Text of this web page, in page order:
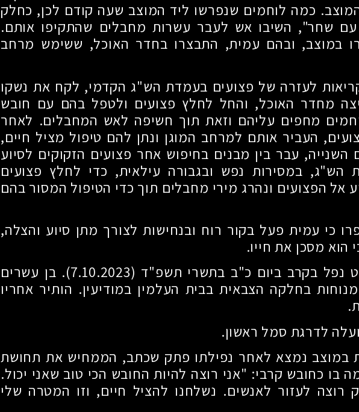
המוצב. כמה לוחמים שנפרשו ליד המוצב שעה קודם לכן, כחלק
עם שחר", השיבו אש לעבר עשרות מחבלים שהתקיפו אותם.
במוצב, ובהם עמית, התבצרו בחדר האוכל, ששימש מרחב
לעזרה של פצועים בעמדת הש"ג הקדמי, לקח את נשקו
מחדר האוכל, והחל לחלץ פצועים ולטפל בהם עם חובש
מחפים עליהם וזאת תוך חשיפה לאש המחבלים. לאחר
העביר אותם למרחב המוגן ונתן להם טיפול מציל חיים,
עבר בין מבנים בחיפוש אחר פצועים הזקוקים לסיוע
הש"ג, במסירות נפש ובגבורה עילאית, כדי לחלץ פצועים
אל הפצועים ונהרג מירי מחבלים תוך כדי הטיפול המסור בהם
כי עמית פעל בקור רוח ובנחישות לצורך מתן סיוע והצלה,
הוא מסכן את חייו.
סמל עמית מוסט נפל בקרב ביום כ"ב בתשרי תשפ"ד (7.10.2023). בן עשרים
בחלקה הצבאית בבית העלמין במודיעין. הותיר אחריו
לדרגת סמל ראשון.
במוצב נמצא לאחר נפילתו פתק שכתב, הממחיש את תחושת
בו כחובש קרבי: "אני רוצה להיות החובש הכי טוב שאני יכול.
רוצה לעזור לאנשים. נשלחנו להציל חיים, וזו המטרה שלי